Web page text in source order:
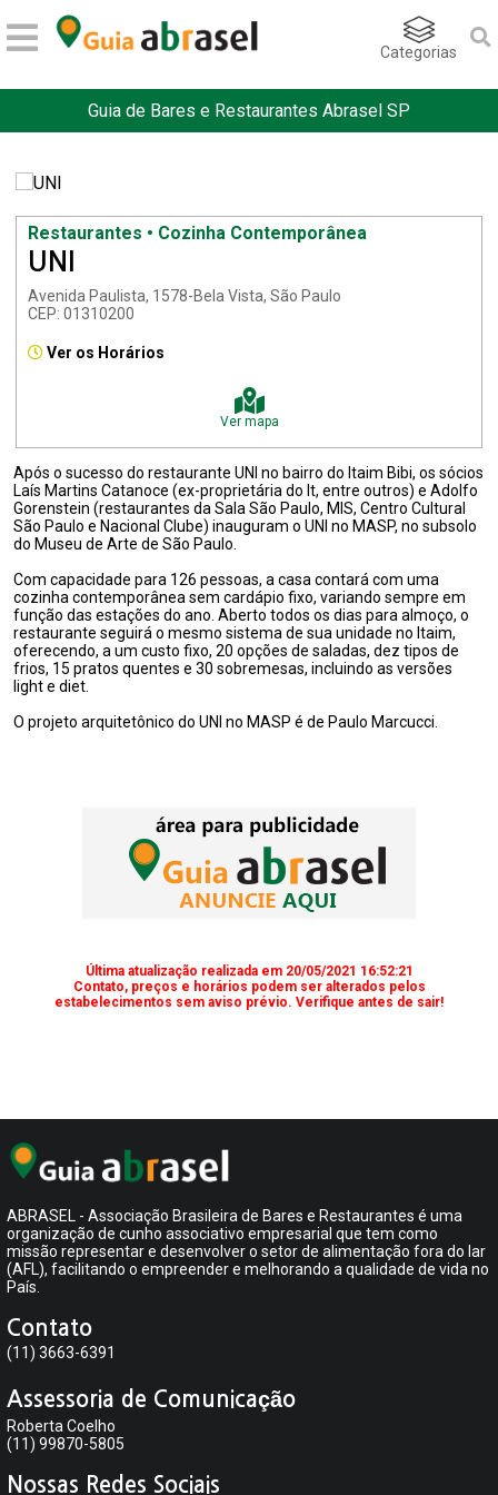
Categorias
Guia de Bares e Restaurantes Abrasel SP
Restaurantes • Cozinha Contemporânea
UNI
Avenida Paulista, 1578-Bela Vista, São Paulo
CEP: 01310200
Ver os Horários
Ver mapa
Após o sucesso do restaurante UNI no bairro do Itaim Bibi, os sócios
Laís Martins Catanoce (ex-proprietária do It, entre outros) e Adolfo
Gorenstein (restaurantes da Sala São Paulo, MIS, Centro Cultural
São Paulo e Nacional Clube) inauguram o UNI no MASP, no subsolo
do Museu de Arte de São Paulo.
Com capacidade para 126 pessoas, a casa contará com uma
cozinha contemporânea sem cardápio fixo, variando sempre em
função das estações do ano. Aberto todos os dias para almoço, o
restaurante seguirá o mesmo sistema de sua unidade no Itaim,
oferecendo, a um custo fixo, 20 opções de saladas, dez tipos de
frios, 15 pratos quentes e 30 sobremesas, incluindo as versões
light e diet.
O projeto arquitetônico do UNI no MASP é de Paulo Marcucci.
Última atualização realizada em 20/05/2021 16:52:21
Contato, preços e horários podem ser alterados pelos
estabelecimentos sem aviso prévio. Verifique antes de sair!
ABRASEL - Associação Brasileira de Bares e Restaurantes é uma
organização de cunho associativo empresarial que tem como
missão representar e desenvolver o setor de alimentação fora do lar
(AFL), facilitando o empreender e melhorando a qualidade de vida no
País.
Contato
(11) 3663-6391
Assessoria de Comunicação
Roberta Coelho
(11) 99870-5805
Nossas Redes Sociais